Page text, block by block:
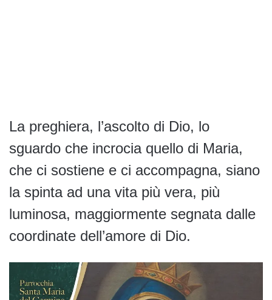
La preghiera, l’ascolto di Dio, lo
sguardo che incrocia quello di Maria,
che ci sostiene e ci accompagna, siano
la spinta ad una vita più vera, più
luminosa, maggiormente segnata dalle
coordinate dell’amore di Dio.